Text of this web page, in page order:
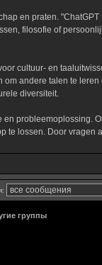
en praten.
filosofie of
cultuur- en
andere talen te
diversiteit.
te lossen. Door
группы